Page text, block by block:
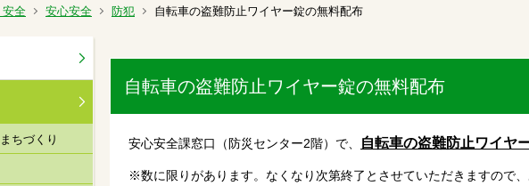
安全 安心安全 防犯 自転車の盗難防止ワイヤー錠の無料配布
ちづくり
自転車の盗難防止ワイヤー錠の無料配布
安心安全課窓口（防災センター2階）で、 自転車の盗難防止ワイヤ
※数に限りがあります。なくなり次第終了とさせていただきますので、